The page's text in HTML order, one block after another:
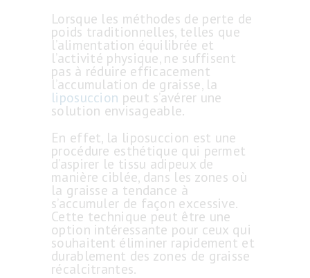
Lorsque les méthodes de perte de
poids traditionnelles, telles que
l’alimentation équilibrée et
l’activité physique, ne suffisent
pas à réduire efficacement
l’accumulation de graisse, la
liposuccion peut s’avérer une
solution envisageable.
En effet, la liposuccion est une
procédure esthétique qui permet
d’aspirer le tissu adipeux de
manière ciblée, dans les zones où
la graisse a tendance à
s’accumuler de façon excessive.
Cette technique peut être une
option intéressante pour ceux qui
souhaitent éliminer rapidement et
durablement des zones de graisse
récalcitrantes.